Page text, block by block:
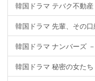
韓国ドラマ テバク不動産
韓国ドラマ 先輩、その
韓国ドラマ ナンバーズ
韓国ドラマ 秘密の女たち